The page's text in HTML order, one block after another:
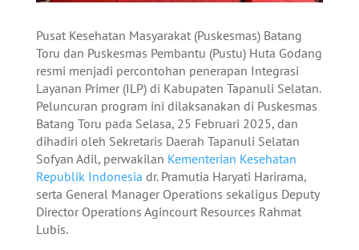
Pusat Kesehatan Masyarakat (Puskesmas) Batang
Toru dan Puskesmas Pembantu (Pustu) Huta Godang
resmi menjadi percontohan penerapan Integrasi
Layanan Primer (ILP) di Kabupaten Tapanuli Selatan.
Peluncuran program ini dilaksanakan di Puskesmas
Batang Toru pada Selasa, 25 Februari 2025, dan
dihadiri oleh Sekretaris Daerah Tapanuli Selatan
Sofyan Adil, perwakilan Kementerian Kesehatan
Republik Indonesia dr. Pramutia Haryati Harirama,
serta General Manager Operations sekaligus Deputy
Director Operations Agincourt Resources Rahmat
Lubis.